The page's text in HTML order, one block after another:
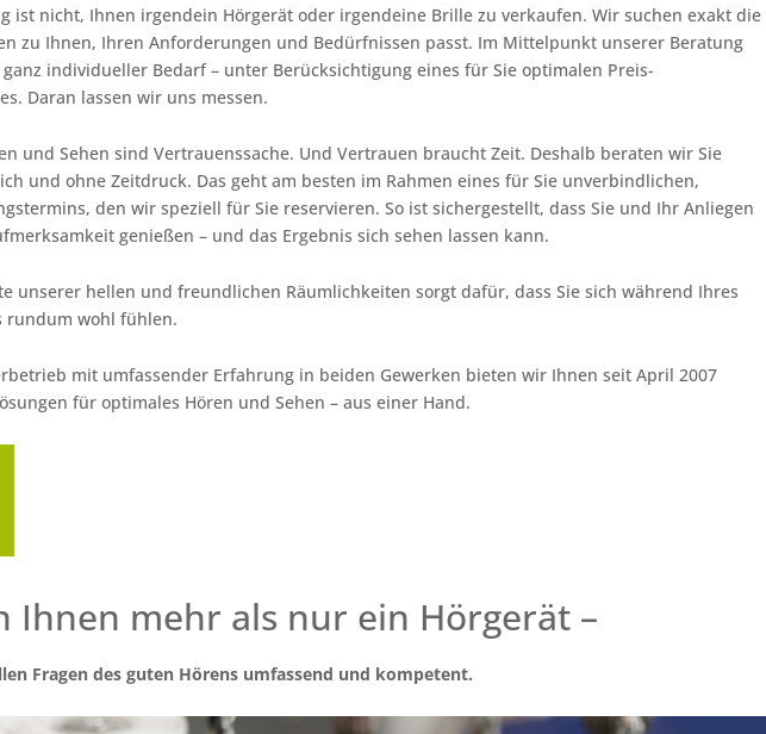
ist nicht, Ihnen irgendein Hörgerät oder irgendeine Brille zu verkaufen. Wir suchen exakt die
zu Ihnen, Ihren Anforderungen und Bedürfnissen passt. Im Mittelpunkt unserer Beratung
individueller Bedarf – unter Berücksichtigung eines für Sie optimalen Preis-
Daran lassen wir uns messen.
und Sehen sind Vertrauenssache. Und Vertrauen braucht Zeit. Deshalb beraten wir Sie
und ohne Zeitdruck. Das geht am besten im Rahmen eines für Sie unverbindlichen,
den wir speziell für Sie reservieren. So ist sichergestellt, dass Sie und Ihr Anliegen
genießen – und das Ergebnis sich sehen lassen kann.
unserer hellen und freundlichen Räumlichkeiten sorgt dafür, dass Sie sich während Ihres
rundum wohl fühlen.
mit umfassender Erfahrung in beiden Gewerken bieten wir Ihnen seit April 2007
für optimales Hören und Sehen – aus einer Hand.
Ihnen mehr als nur ein Hörgerät –
Fragen des guten Hörens umfassend und kompetent.